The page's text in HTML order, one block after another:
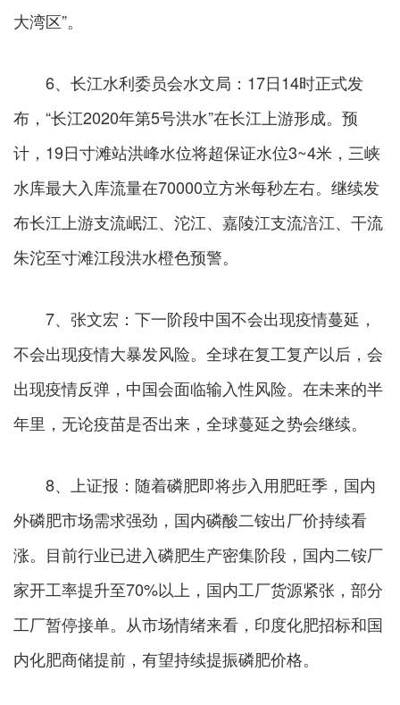
大湾区”。
6、长江水利委员会水文局：17日14时正式发
布，“长江2020年第5号洪水”在长江上游形成。预
计，19日寸滩站洪峰水位将超保证水位3~4米，三峡
水库最大入库流量在70000立方米每秒左右。继续发
布长江上游支流岷江、沱江、嘉陵江支流涪江、干流
朱沱至寸滩江段洪水橙色预警。
7、张文宏：下一阶段中国不会出现疫情蔓延，
不会出现疫情大暴发风险。全球在复工复产以后，会
出现疫情反弹，中国会面临输入性风险。在未来的半
年里，无论疫苗是否出来，全球蔓延之势会继续。
8、上证报：随着磷肥即将步入用肥旺季，国内
外磷肥市场需求强劲，国内磷酸二铵出厂价持续看
涨。目前行业已进入磷肥生产密集阶段，国内二铵厂
家开工率提升至70%以上，国内工厂货源紧张，部分
工厂暂停接单。从市场情绪来看，印度化肥招标和国
内化肥商储提前，有望持续提振磷肥价格。